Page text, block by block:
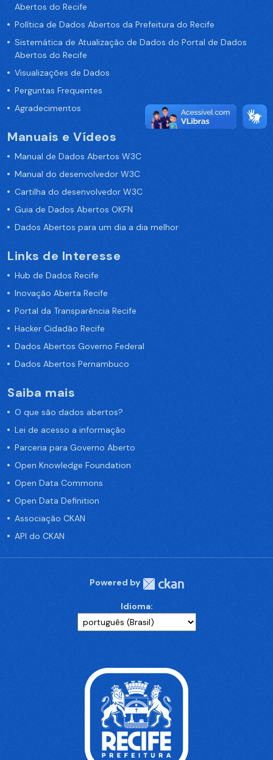
Abertos do Recife
Política de Dados Abertos da Prefeitura do Recife
Sistemática de Atualização de Dados do Portal de Dados
Abertos do Recife
Visualizações de Dados
Perguntas Frequentes
Agradecimentos
Manuais e Vídeos
Manual de Dados Abertos W3C
Manual do desenvolvedor W3C
Cartilha do desenvolvedor W3C
Guia de Dados Abertos OKFN
Dados Abertos para um dia a dia melhor
Links de Interesse
Hub de Dados Recife
Inovação Aberta Recife
Portal da Transparência Recife
Hacker Cidadão Recife
Dados Abertos Governo Federal
Dados Abertos Pernambuco
Saiba mais
O que são dados abertos?
Lei de acesso a informação
Parceria para Governo Aberto
Open Knowledge Foundation
Open Data Commons
Open Data Definition
Associação CKAN
API do CKAN
Powered by
Idioma